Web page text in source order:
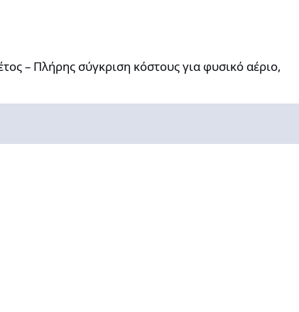
– Πλήρης σύγκριση κόστους για φυσικό αέριο,